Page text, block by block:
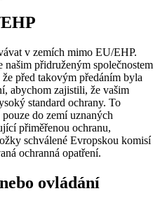
v zemích mimo EU/EHP.
přidruženým společnostem
před takovým předáním byla
abychom zajistili, že vašim
standard ochrany. To
do zemí uznaných
přiměřenou ochranu,
schválené Evropskou komisí
ochranná opatření.
ovládání